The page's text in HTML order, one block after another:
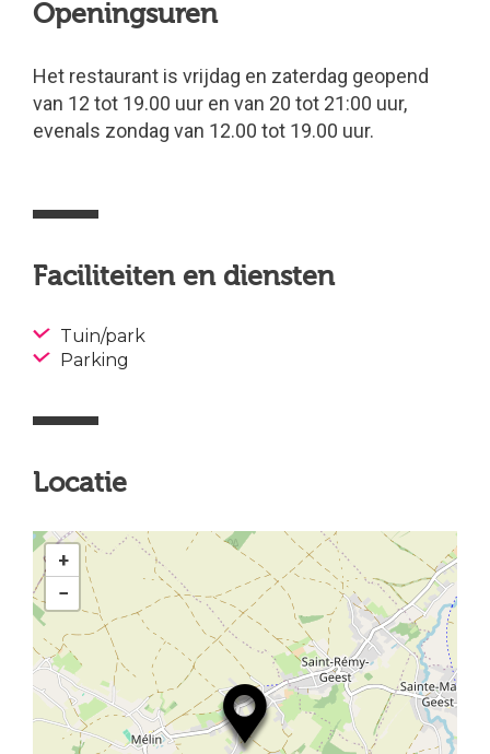
Openingsuren
Het restaurant is vrijdag en zaterdag geopend
van 12 tot 19.00 uur en van 20 tot 21:00 uur,
evenals zondag van 12.00 tot 19.00 uur.
Faciliteiten en diensten
Tuin/park
Parking
Locatie
+
−